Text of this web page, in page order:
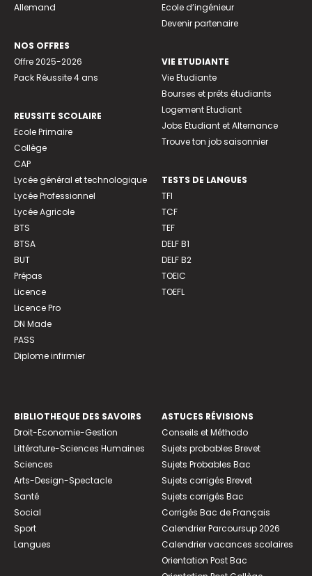
Allemand
NOS OFFRES
Offre 2025-2026
Pack Réussite 4 ans
REUSSITE SCOLAIRE
Ecole Primaire
Collège
CAP
Lycée général et technologique
Lycée Professionnel
Lycée Agricole
BTS
BTSA
BUT
Prépas
Licence
Licence Pro
DN Made
PASS
Diplome infirmier
Ecole d’ingénieur
Devenir partenaire
VIE ETUDIANTE
Vie Etudiante
Bourses et prêts étudiants
Logement Etudiant
Jobs Etudiant et Alternance
Trouve ton job saisonnier
TESTS DE LANGUES
TFI
TCF
TEF
DELF B1
DELF B2
TOEIC
TOEFL
BIBLIOTHEQUE DES SAVOIRS
Droit-Economie-Gestion
Littérature-Sciences Humaines
Sciences
Arts-Design-Spectacle
Santé
Social
Sport
Langues
ASTUCES RÉVISIONS
Conseils et Méthodo
Sujets probables Brevet
Sujets Probables Bac
Sujets corrigés Brevet
Sujets corrigés Bac
Corrigés Bac de Français
Calendrier Parcoursup 2026
Calendrier vacances scolaires
Orientation Post Bac